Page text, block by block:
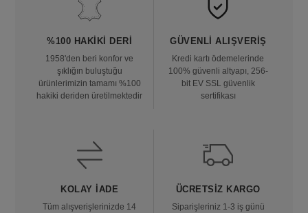
%100 HAKIKI DERI
1958'den beri konfor ve
şıklığın buluştuğu
ürünlerimizin tamamı %100
hakiki deriden üretilmektedir
GÜVENLI ALIŞVERIŞ
Kredi kartı ödemelerinde
100% güvenli altyapı, 256-
bit EV SSL güvenlik
sertifikası
KOLAY İADE
Tüm alışverişlerinizde 14
ÜCRETSIZ KARGO
Siparişleriniz 1-3 iş günü